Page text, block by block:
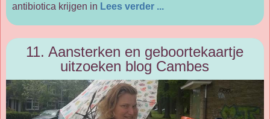
antibiotica krijgen in Lees verder ...
11. Aansterken en geboortekaartje
uitzoeken blog Cambes